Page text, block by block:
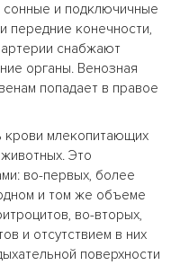
сонные и подключичные
передние конечности,
снабжают
органы. Венозная
попадает в правое
крови млекопитающих
Это
во-первых, более
и том же объеме
во-вторых,
и отсутствием в них
поверхности